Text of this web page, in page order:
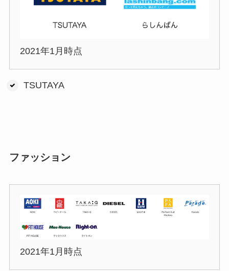
2021年1月時点
TSUTAYA
ファッション
2021年1月時点